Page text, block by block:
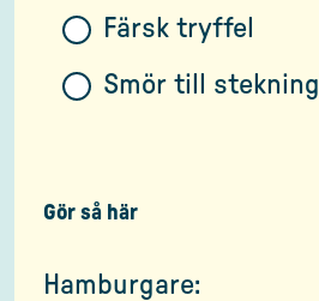
Färsk tryffel
Smör till stekning
Gör så här
Hamburgare: